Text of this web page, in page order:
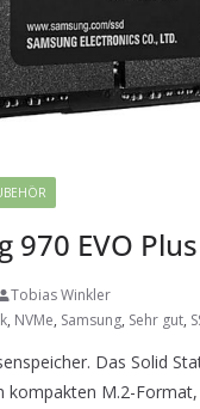
970 EVO
Tobias Winkler
, NVMe, Samsung, Sehr gut,
Das Solid
kompakten M.2-